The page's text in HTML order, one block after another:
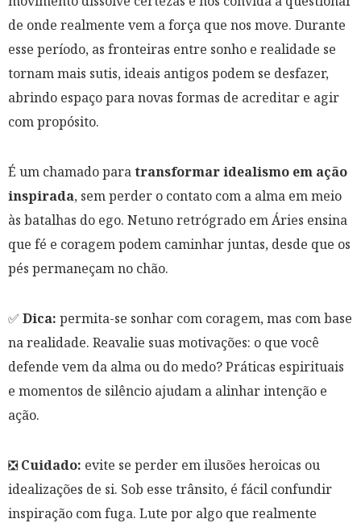
de onde realmente vem a força que nos move. Durante
esse período, as fronteiras entre sonho e realidade se
tornam mais sutis, ideais antigos podem se desfazer,
abrindo espaço para novas formas de acreditar e agir
com propósito.
É um chamado paratransformar idealismo em ação
inspirada, sem perder o contato com a alma em meio
às batalhas do ego. Netuno retrógrado em Áries ensina
que fé e coragem podem caminhar juntas, desde que os
pés permaneçam no chão.
✅ Dica: permita-se sonhar com coragem, mas com base
na realidade. Reavalie suas motivações: o que você
defende vem da alma ou do medo? Práticas espirituais
e momentos de silêncio ajudam a alinhar intenção e
ação.
❎Cuidado: evite se perder em ilusões heroicas ou
idealizações de si. Sob esse trânsito, é fácil confundir
inspiração com fuga. Lute por algo que realmente